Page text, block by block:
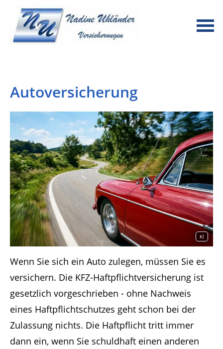
Autoversicherung
KI
Wenn Sie sich ein Auto zulegen, müssen Sie es
versichern. Die KFZ-Haftpflichtversicherung ist
gesetzlich vorgeschrieben - ohne Nachweis
eines Haftpflichtschutzes geht schon bei der
Zulassung nichts. Die Haftpflicht tritt immer
dann ein, wenn Sie schuldhaft einen anderen